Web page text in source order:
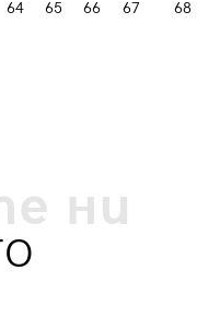
64 65 66 67 68
ни